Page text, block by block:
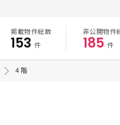
掲載物件総数
153 件
非公開物件
185 件
4 階